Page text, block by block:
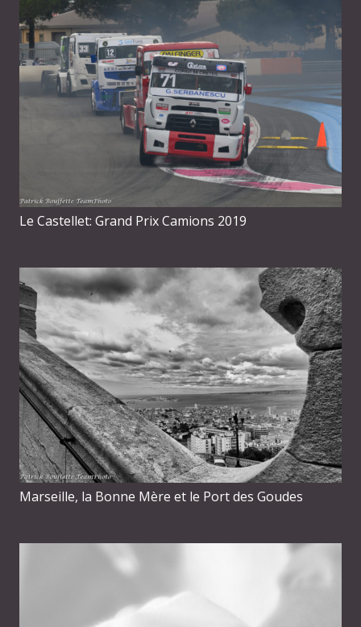
Le Castellet: Grand Prix Camions 2019
Marseille, la Bonne Mère et le Port des Goudes